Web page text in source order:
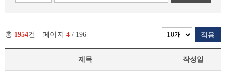
총 1954건 페이지 4 / 196 적용
제목 작성일